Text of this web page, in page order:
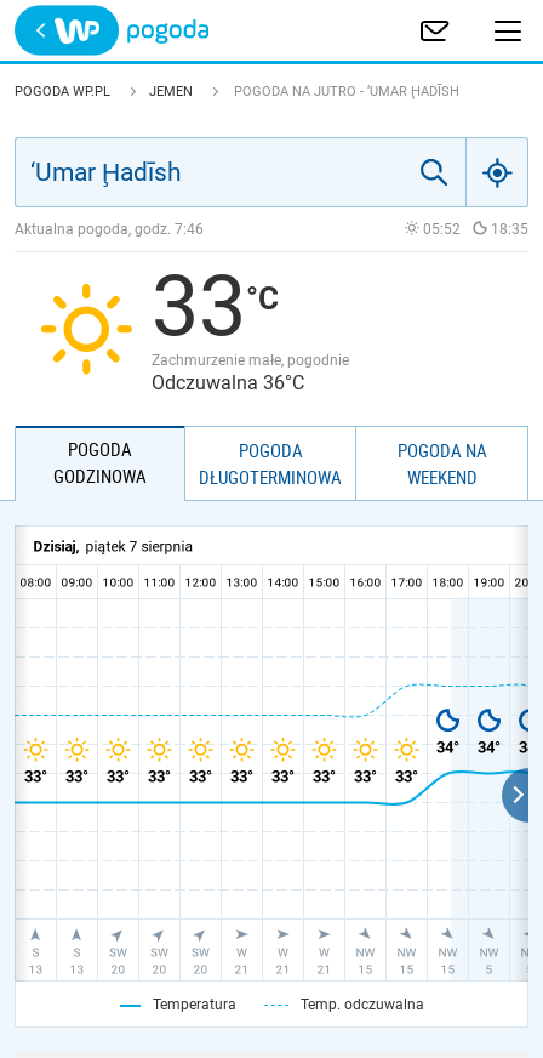
Trwa ładowanie
POLSKA
JAKOŚĆ POWIETRZA
POGODA WP.PL JEMEN POGODA NA JUTRO - ‘UMAR ḨADĪSH
Aktualna pogoda, godz. 7:46 05:52 18:35
33
Zachmurzenie małe, pogodnie
Odczuwalna 36°C
POGODA
GODZINOWA
POGODA
DŁUGOTERMINOWA
POGODA NA
WEEKEND
Temperatura Temp. odczuwalna